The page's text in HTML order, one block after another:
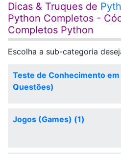
Dicas & Truques de
Python Completos -
Completos Python
Escolha a sub-categoria
Teste de Conhecimento
Questões)
Jogos (Games) (1)